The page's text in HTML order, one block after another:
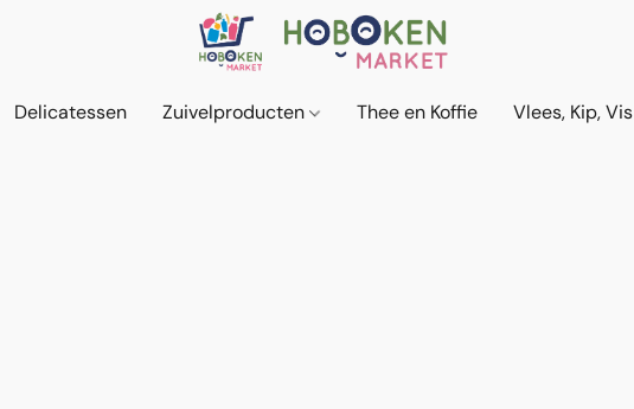
Delicatessen Zuivelproducten Thee en Koffie Vlees, Kip, Vis